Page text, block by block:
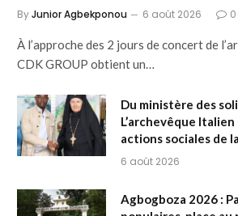
ByJunior Agbekponou 6 août 2026 0
À l’approche des 2 jours de concert de
CDK GROUP obtient un…
Du ministère des
L’archevêque
actions sociales de
6 août 2026
Agbogboza 2026 :